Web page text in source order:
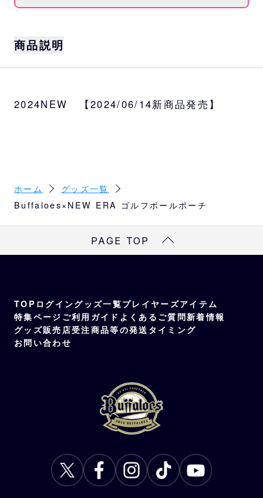
商品説明
ボールポーチ。入口はドローコード仕様でス
ゴルフバッグへの取りつけも可能です。
カラー
合成ゴム ポリエステル
2024NEW 【2024/06/14新商品発売】
ホーム
グッズ一覧
Buffaloes×NEW ERA ゴルフボールポーチ
PAGE TOP
TOP ログイングッズ一覧プレイヤーズアイテム
特集ページ ご利用ガイド よくあるご質問新着情報
グッズ販売店受注商品等の発送タイミング
お問い合わせ